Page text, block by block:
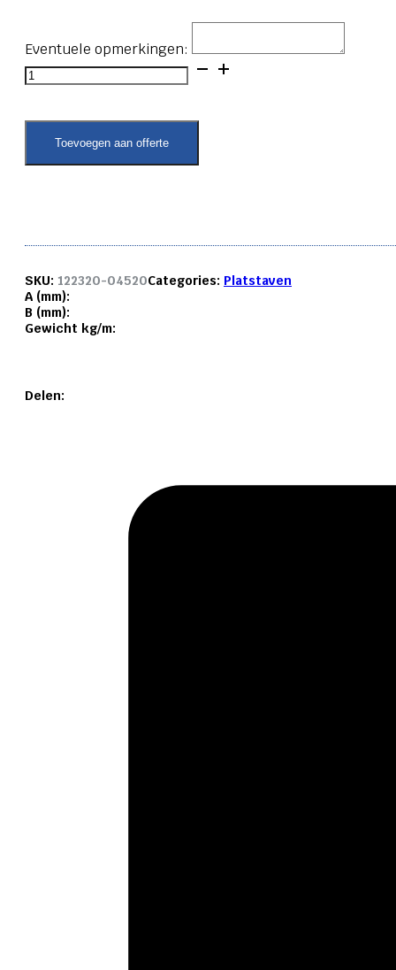
Eventuele opmerkingen:
Aluminium
platstaf
T6
20
Toevoegen aan offerte
SKU: 122320-04520Categories: Platstaven
A (mm):
B (mm):
Gewicht kg/m:
Delen: